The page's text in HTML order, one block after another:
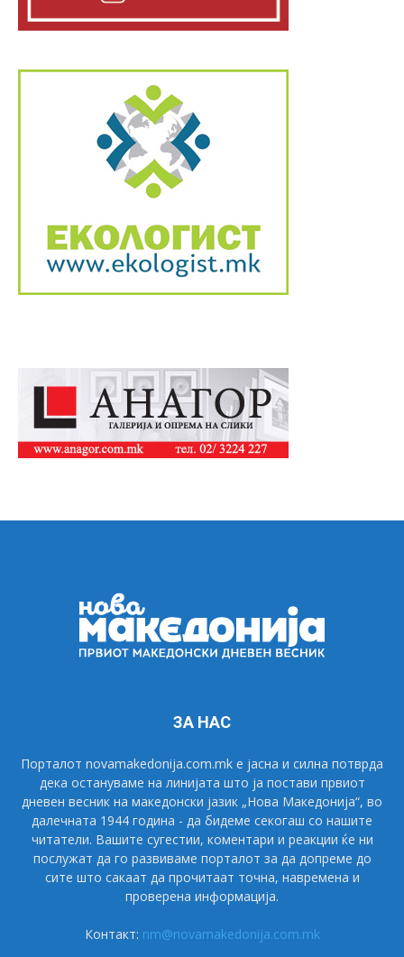
ЗА НАС
Порталот novamakedonija.com.mk е јасна и силна потврда
дека остануваме на линијата што ја постави првиот
дневен весник на македонски јазик „Нова Македонија“, во
далечната 1944 година - да бидеме секогаш со нашите
читатели. Вашите сугестии, коментари и реакции ќе ни
послужат да го развиваме порталот за да допреме до
сите што сакаат да прочитаат точна, навремена и
проверена информација.
Контакт: nm@novamakedonija.com.mk